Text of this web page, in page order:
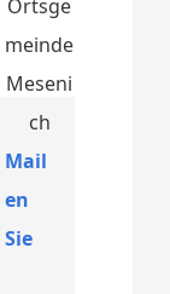
Mail
en
Sie